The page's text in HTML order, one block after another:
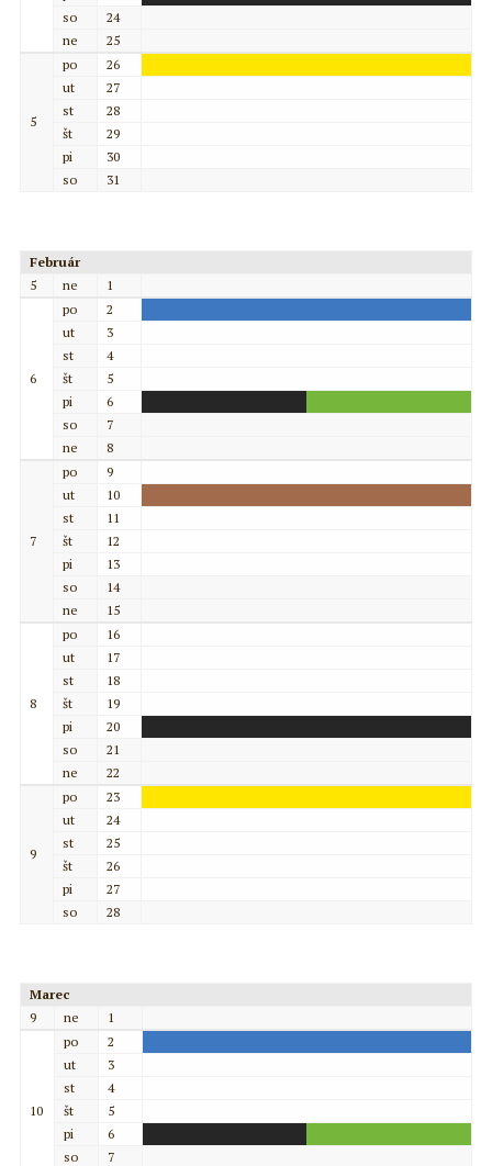
so
24
ne
25
5
po
26
ut
27
st
28
št
29
pi
30
so
31
Február
5
ne 1
6
po
2
ut
3
st
4
št
5
pi
6
so
7
ne
8
7
po
9
ut
10
st
11
št
12
pi
13
so
14
ne
15
8
po
16
ut
17
st
18
št
19
pi
20
so
21
ne
22
9
po
23
ut
24
st
25
št
26
pi
27
so
28
Marec
9
ne 1
10
po
2
ut
3
st
4
št
5
pi
6
so
7